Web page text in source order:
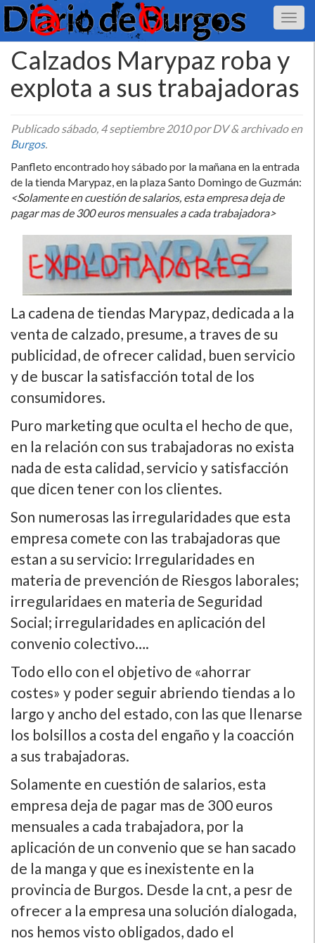
Calzados Marypaz roba y
explota a sus trabajadoras
Publicadosábado, 4 septiembre 2010por DV&archivado en
Burgos.
Panfleto encontrado hoy sábado por la mañana en la entrada
de la tienda Marypaz, en la plaza Santo Domingo de Guzmán:
<Solamente en cuestión de salarios, esta empresa deja de
pagar mas de 300 euros mensuales a cada trabajadora>
La cadena de tiendas Marypaz, dedicada a la
venta de calzado, presume, a traves de su
publicidad, de ofrecer calidad, buen servicio
y de buscar la satisfacción total de los
consumidores.
Puro marketing que oculta el hecho de que,
en la relación con sus trabajadoras no exista
nada de esta calidad, servicio y satisfacción
que dicen tener con los clientes.
Son numerosas las irregularidades que esta
empresa comete con las trabajadoras que
estan a su servicio: Irregularidades en
materia de prevención de Riesgos laborales;
irregularidaes en materia de Seguridad
Social; irregularidades en aplicación del
convenio colectivo….
Todo ello con el objetivo de «ahorrar
costes» y poder seguir abriendo tiendas a lo
largo y ancho del estado, con las que llenarse
los bolsillos a costa del engaño y la coacción
a sus trabajadoras.
Solamente en cuestión de salarios, esta
empresa deja de pagar mas de 300 euros
mensuales a cada trabajadora, por la
aplicación de un convenio que se han sacado
de la manga y que es inexistente en la
provincia de Burgos. Desde la cnt, a pesr de
ofrecer a la empresa una solución dialogada,
nos hemos visto obligados, dado el